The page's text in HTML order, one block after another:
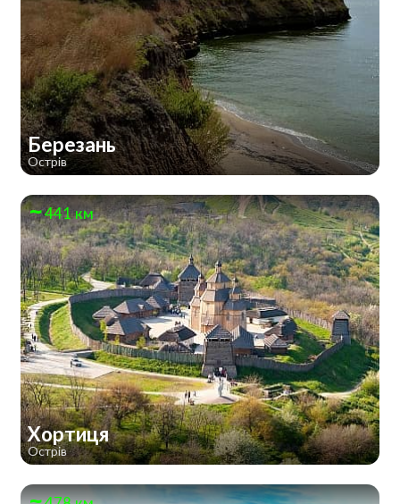
Березань
Острів
441 км
Хортиця
Острів